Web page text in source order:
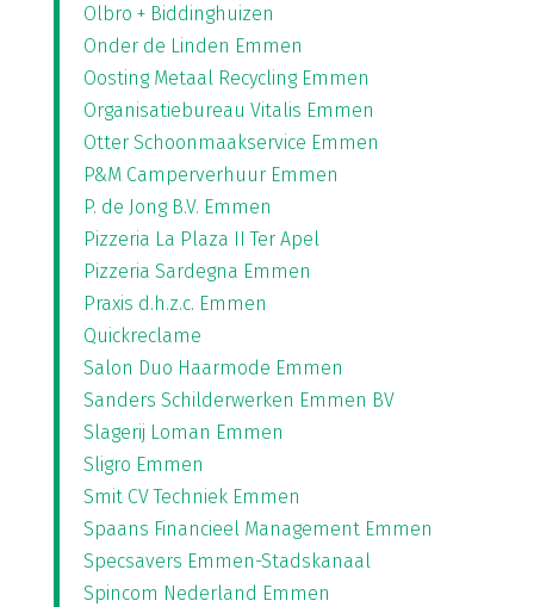
Olbro + Biddinghuizen
Onder de Linden Emmen
Oosting Metaal Recycling Emmen
Organisatiebureau Vitalis Emmen
Otter Schoonmaakservice Emmen
P&M Camperverhuur Emmen
P. de Jong B.V. Emmen
Pizzeria La Plaza II Ter Apel
Pizzeria Sardegna Emmen
Praxis d.h.z.c. Emmen
Quickreclame
Salon Duo Haarmode Emmen
Sanders Schilderwerken Emmen BV
Slagerij Loman Emmen
Sligro Emmen
Smit CV Techniek Emmen
Spaans Financieel Management Emmen
Specsavers Emmen-Stadskanaal
Spincom Nederland Emmen